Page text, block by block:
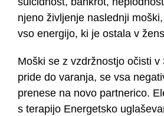
njeno življenje naslednji
vso energijo, ki je ostala v
Moški se z vzdržnostjo očisti v
pride do varanja, se vsa
prenese na novo partnerico.
s terapijo Energetsko